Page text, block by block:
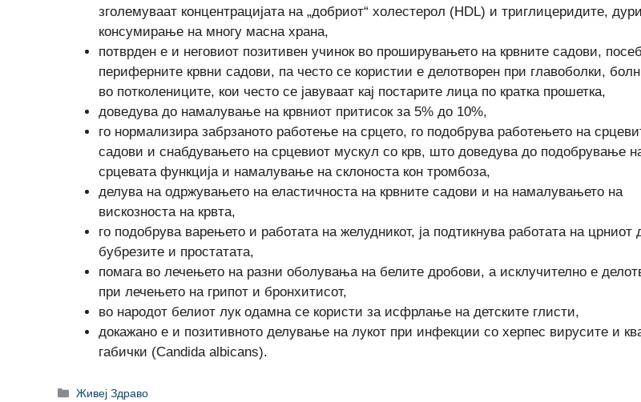
зголемуваат концентрацијата на „добриот“ холестерол (HDL) и триглицеридите,
консумирање на многу масна храна,
потврден е и неговиот позитивен учинок во проширувањето на крвните садови,
периферните крвни садови, па често се користии е делотворен при главоболки,
во потколениците, кои често се јавуваат кај постарите лица по кратка прошетка,
доведува до намалување на крвниот притисок за 5% до 10%,
го нормализира забрзаното работење на срцето, го подобрува работењето на
садови и снабдувањето на срцевиот мускул со крв, што доведува до подобрување
срцевата функција и намалување на склоноста кон тромбоза,
делува на одржувањето на еластичноста на крвните садови и на намалувањето на
вискозноста на крвта,
го подобрува варењето и работата на желудникот, ја подтикнува работата на црниот
бубрезите и простатата,
помага во лечењето на разни оболувања на белите дробови, а исклучително е
при лечењето на грипот и бронхитисот,
во народот белиот лук одамна се користи за исфрлање на детските глисти,
докажано е и позитивното делување на лукот при инфекции со херпес вирусите и
габички (Candida albicans).
Categories
Живеј Здраво